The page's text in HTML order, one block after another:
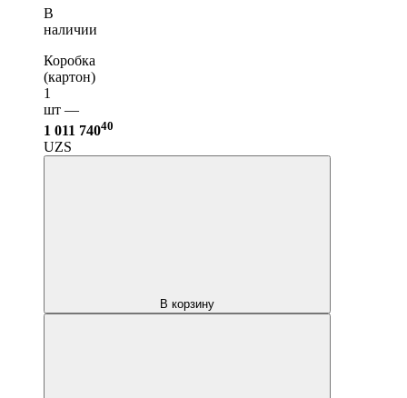
В
наличии
Коробка
(картон)
1
шт —
1 011 74040
UZS
В корзину